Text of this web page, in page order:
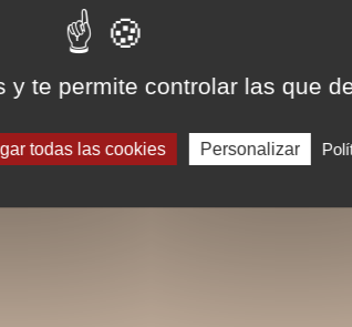
y te permite controlar las que
todas las cookies Personalizar